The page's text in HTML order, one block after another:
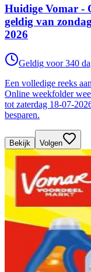
Huidige Vomar -
geldig van
2026
Geldig voor 340
Een volledige reeks
Online weekfolder
tot zaterdag 18-07-
besparen.
Bekijk Volgen